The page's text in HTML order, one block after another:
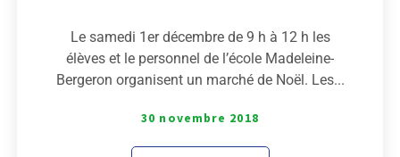
Le samedi 1er décembre de 9 h à 12 h les
élèves et le personnel de l’école Madeleine-
Bergeron organisent un marché de Noël. Les...
30 novembre 2018